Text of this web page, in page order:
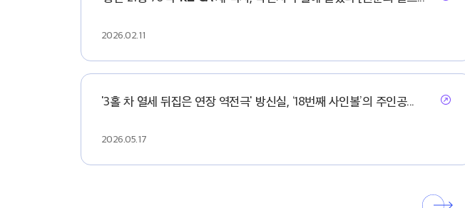
2026.02.11
'3홀 차 열세 뒤집은 연장 역전극' 방신실, ‘18번째 사인볼’의 주인공...
2026.05.17